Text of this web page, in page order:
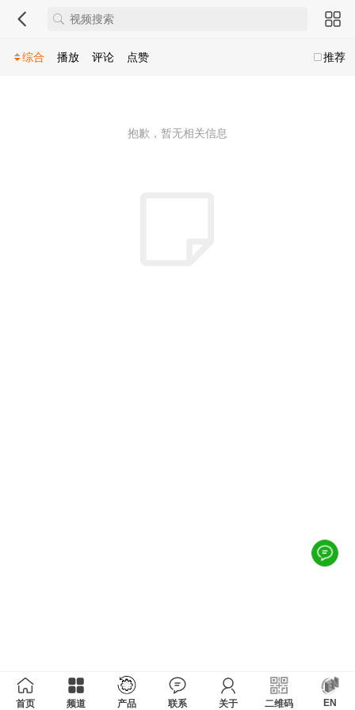
推荐
综合 播放 评论 点赞
抱歉，暂无相关信息
首页 频道 产品 联系 关于 二维码 EN